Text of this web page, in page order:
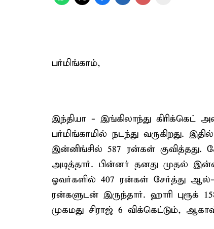
பர்மிங்காம்,
இந்தியா - இங்கிலாந்து
பர்மிங்காமில் நடந்து வருகிறது.
இன்னிங்சில் 587 ரன்கள்
அடித்தார். பின்னர் தனது முதல்
ஓவர்களில் 407 ரன்கள் சேர்த்து ஆல்-
ரன்களுடன் இருந்தார். ஹாரி புரூக்
முகமது சிராஜ் 6 விக்கெட்டும்,